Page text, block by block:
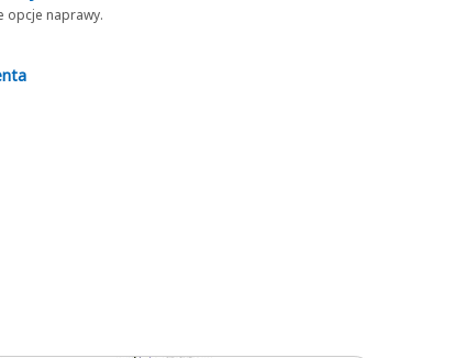
opcje naprawy.